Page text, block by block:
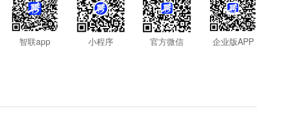
智联app 小程序 官方微信 企业版APP